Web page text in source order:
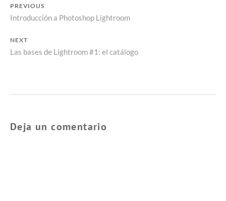
NAVEGACIÓN
DE
ENTRADAS
PREVIOUS
Previous
Introducción a Photoshop Lightroom
NEXT
Next
Las bases de Lightroom #1: el catálogo
Deja un comentario